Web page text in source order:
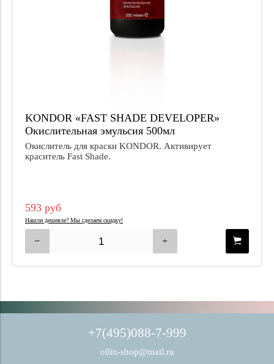
KONDOR «FAST SHADE DEVELOPER»
Окислительная эмульсия 500мл
Окислитель для краски KONDOR. Активирует
краситель Fast Shade.
593 руб
Нашли дешевле? Мы сделаем скидку!
+7(495)088-7-999
ollin-shop@mail.ru